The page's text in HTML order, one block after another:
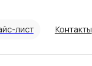
лист Контакты